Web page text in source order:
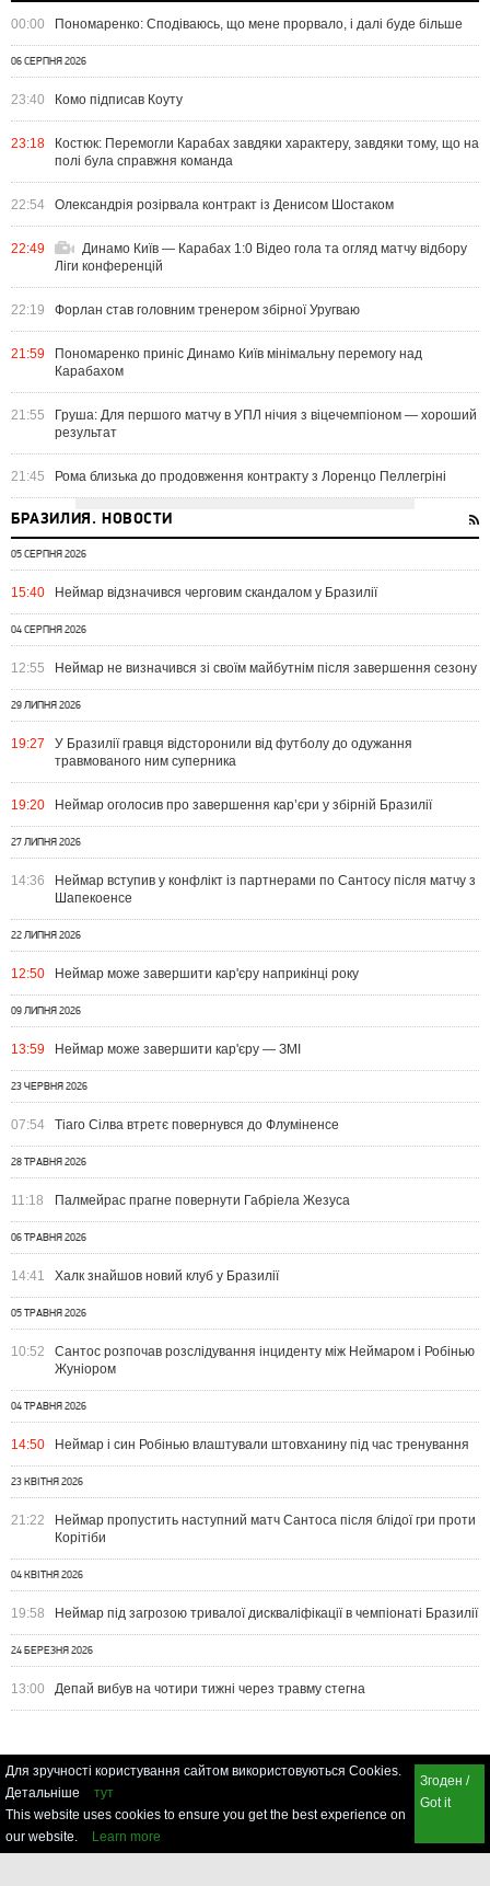
00:00 Пономаренко: Сподіваюсь, що мене прорвало, і далі буде більше
06 СЕРПНЯ 2026
23:40 Комо підписав Коуту
23:18
Костюк: Перемогли Карабах завдяки характеру, завдяки тому, що на
полі була справжня команда
22:54 Олександрія розірвала контракт із Денисом Шостаком
22:49
Динамо Київ — Карабах 1:0 Відео гола та огляд матчу відбору
Ліги конференцій
22:19 Форлан став головним тренером збірної Уругваю
21:59
Пономаренко приніс Динамо Київ мінімальну перемогу над
Карабахом
21:55
Груша: Для першого матчу в УПЛ нічия з віцечемпіоном — хороший
результат
21:45 Рома близька до продовження контракту з Лоренцо Пеллегріні
БРАЗИЛИЯ. НОВОСТИ
05 СЕРПНЯ 2026
15:40 Неймар відзначився черговим скандалом у Бразилії
04 СЕРПНЯ 2026
12:55 Неймар не визначився зі своїм майбутнім після завершення сезону
29 ЛИПНЯ 2026
19:27
У Бразилії гравця відсторонили від футболу до одужання
травмованого ним суперника
19:20 Неймар оголосив про завершення кар’єри у збірній Бразилії
27 ЛИПНЯ 2026
14:36
Неймар вступив у конфлікт із партнерами по Сантосу після матчу з
Шапекоенсе
22 ЛИПНЯ 2026
12:50 Неймар може завершити кар'єру наприкінці року
09 ЛИПНЯ 2026
13:59 Неймар може завершити кар'єру — ЗМІ
23 ЧЕРВНЯ 2026
07:54 Тіаго Сілва втретє повернувся до Флуміненсе
28 ТРАВНЯ 2026
11:18 Палмейрас прагне повернути Габріела Жезуса
06 ТРАВНЯ 2026
14:41 Халк знайшов новий клуб у Бразилії
05 ТРАВНЯ 2026
10:52
Сантос розпочав розслідування інциденту між Неймаром і Робінью
Жуніором
04 ТРАВНЯ 2026
14:50 Неймар і син Робінью влаштували штовханину під час тренування
23 КВІТНЯ 2026
21:22
Неймар пропустить наступний матч Сантоса після блідої гри проти
Корітіби
04 КВІТНЯ 2026
19:58 Неймар під загрозою тривалої дискваліфікації в чемпіонаті Бразилії
24 БЕРЕЗНЯ 2026
13:00 Депай вибув на чотири тижні через травму стегна
Для зручності користування сайтом використовуються Cookies.
Детальніше
тут
This website uses cookies to ensure you get the best experience on
our website.
Learn more
Згоден /
Got it